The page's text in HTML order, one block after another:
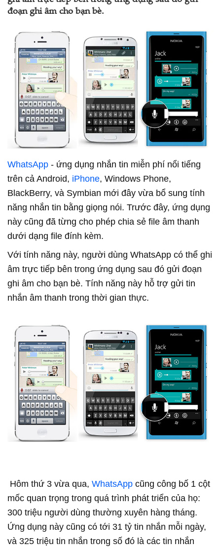
đoạn ghi âm cho bạn bè.
WhatsApp - ứng dụng nhắn tin miễn phí nổi tiếng
trên cả Android, iPhone, Windows Phone,
BlackBerry, và Symbian mới đây vừa bổ sung tính
năng nhắn tin bằng giọng nói. Trước đây, ứng dụng
này cũng đã từng cho phép chia sẻ file âm thanh
dưới dạng file đính kèm.
Với tính năng này, người dùng WhatsApp có thể ghi
âm trực tiếp bên trong ứng dụng sau đó gửi đoạn
ghi âm cho bạn bè. Tính năng này hỗ trợ gửi tin
nhắn âm thanh trong thời gian thực.
Hôm thứ 3 vừa qua, WhatsApp cũng công bố 1 cột
mốc quan trọng trong quá trình phát triển của họ:
300 triệu người dùng thường xuyên hàng tháng.
Ứng dụng này cũng có tới 31 tỷ tin nhắn mỗi ngày,
và 325 triệu tin nhắn trong số đó là các tin nhắn